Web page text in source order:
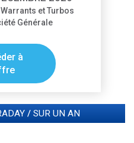
et Turbos
Générale
à
/ SUR UN AN